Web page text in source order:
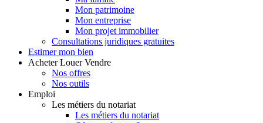
Mon patrimoine
Mon entreprise
Mon projet immobilier
Consultations juridiques gratuites
Estimer mon bien
Acheter Louer Vendre
Nos offres
Nos outils
Emploi
Les métiers du notariat
Les métiers du notariat